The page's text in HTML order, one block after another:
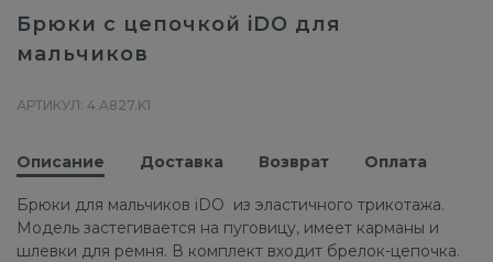
Брюки с цепочкой iDO для
мальчиков
АРТИКУЛ: 4.A827.K1
Описание Доставка Возврат Оплата
Брюки для мальчиков iDO из эластичного трикотажа.
Модель застегивается на пуговицу, имеет карманы и
шлевки для ремня. В комплект входит брелок-цепочка.